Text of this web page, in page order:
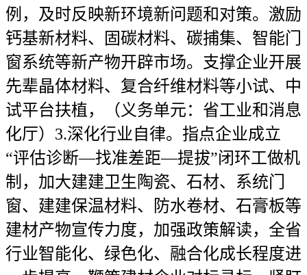
例，及时反映新环境新问题和对策。激励
钙基新材料、固碳材料、碳捕集、智能门
窗系统等新产物开辟市场。支撑企业开展
先辈晶体材料、复合纤维材料等小试、中
试平台扶植，（义务单元：省工业和消息
化厅）3.深化行业自律。指点企业成立
“评估诊断—找准差距—提拔”闭环工做机
制，加大建建卫生陶瓷、石材、系统门
窗、建建保温材料、防水卷材、石膏板等
建材产物宣传力度，加强政策解读，全省
行业智能化、绿色化、融合化成长程度进